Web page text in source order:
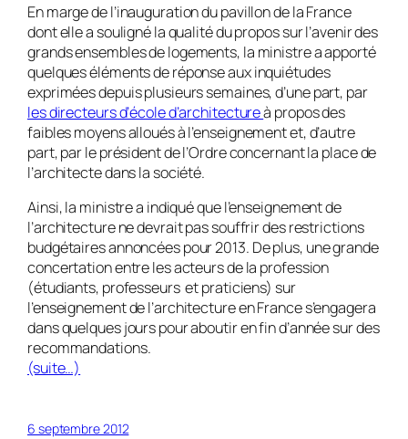
En marge de l’inauguration du pavillon de la France
dont elle a souligné la qualité du propos sur l’avenir des
grands ensembles de logements, la ministre a apporté
quelques éléments de réponse aux inquiétudes
exprimées depuis plusieurs semaines, d’une part, par
les directeurs d’école d’architectureà propos des
faibles moyens alloués à l’enseignement et, d’autre
part, par le président de l’Ordre concernant la place de
l’architecte dans la société.
Ainsi, la ministre a indiqué que l’enseignement de
l’architecture ne devrait pas souffrir des restrictions
budgétaires annoncées pour 2013. De plus, une grande
concertation entre les acteurs de la profession
(étudiants, professeurs et praticiens) sur
l’enseignement de l’architecture en France s’engagera
dans quelques jours pour aboutir en fin d’année sur des
recommandations.
(suite…)
6 septembre 2012